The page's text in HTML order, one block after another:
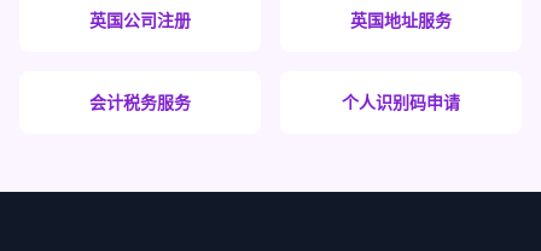
英国公司注册 英国地址服务
会计税务服务 个人识别码申请